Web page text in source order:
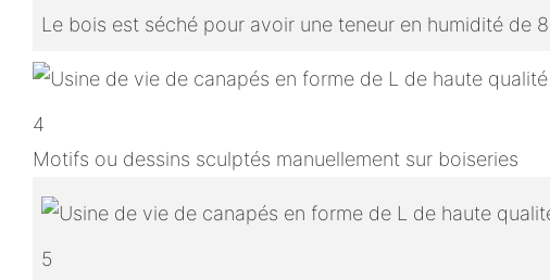
Le bois est séché pour avoir une teneur en humidité de
4
Motifs ou dessins sculptés manuellement sur boiseries
5